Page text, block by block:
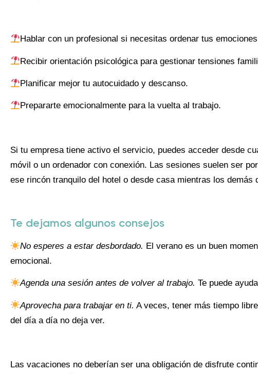
Hablar con un profesional si necesitas ordenar tus
Recibir orientación psicológica para gestionar tensiones
Planificar mejor tu autocuidado y descanso.
Prepararte emocionalmente para la vuelta al trabajo.
Si tu empresa tiene activo el servicio, puedes acceder desde
móvil o un ordenador con conexión. Las sesiones suelen ser
ese rincón tranquilo del hotel o desde casa mientras los demás
Te dejamos algunos consejos
No esperes a estar desbordado. El verano es un buen
emocional.
Agenda una sesión antes de volver al trabajo. Te puede
Aprovecha para trabajar en ti. A veces, tener más tiempo
del día a día no deja ver.
Las vacaciones no deberían ser una obligación de disfrute